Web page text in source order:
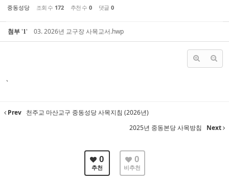
중동성당 조회 수 172 추천 수 0 댓글 0
첨부'1' 03. 2026년 교구장 사목교서.hwp
`
Prev 천주교 마산교구 중동성당 사목지침 (2026년)
2025년 중동본당 사목방침
Next
0
추천
0
비추천